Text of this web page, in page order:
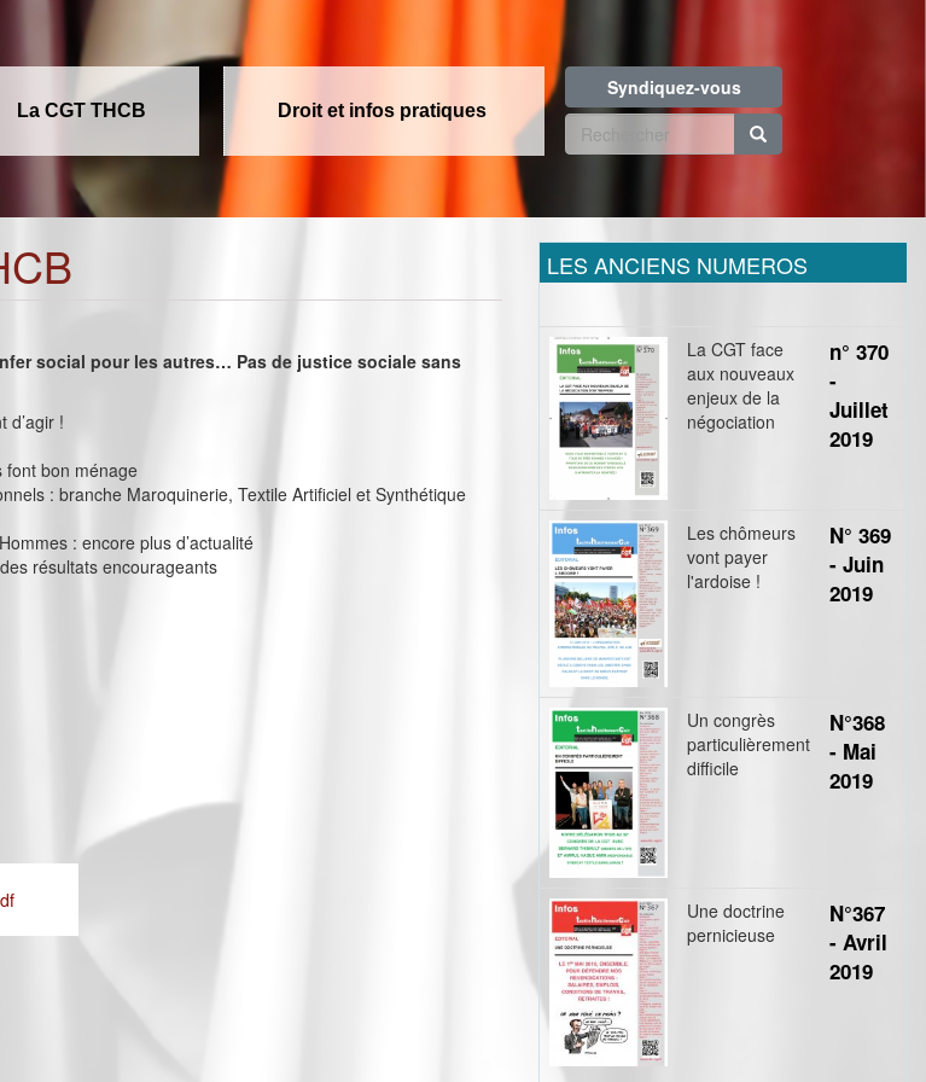
La CGT THCB Droit et infos pratiques
Syndiquez-vous
Formulaire
recherche
social pour les autres… Pas de justice sociale sans
d’agir !
font bon ménage
: branche Maroquinerie, Textile Artificiel et Synthétique
: encore plus d’actualité
résultats encourageants
LES ANCIENS NUMEROS
La CGT face
aux nouveaux
enjeux de la
négociation
n° 370
-
Juillet
2019
Les chômeurs
vont payer
l'ardoise !
N° 369
- Juin
2019
Un congrès
particulièrement
difficile
N°368
- Mai
2019
Une doctrine
pernicieuse
N°367
- Avril
2019